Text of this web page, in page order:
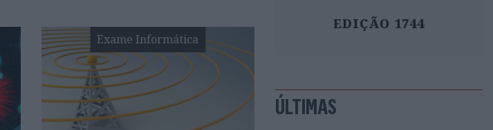
Exame Informática
EDIÇÃO 1744
ÚLTIMAS